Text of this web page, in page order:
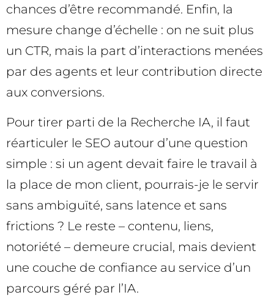
chances d’être recommandé. Enfin, la
mesure change d’échelle : on ne suit plus
un CTR, mais la part d’interactions menées
par des agents et leur contribution directe
aux conversions.
Pour tirer parti de la Recherche IA, il faut
réarticuler le SEO autour d’une question
simple : si un agent devait faire le travail à
la place de mon client, pourrais-je le servir
sans ambiguïté, sans latence et sans
frictions ? Le reste – contenu, liens,
notoriété – demeure crucial, mais devient
une couche de confiance au service d’un
parcours géré par l’IA.